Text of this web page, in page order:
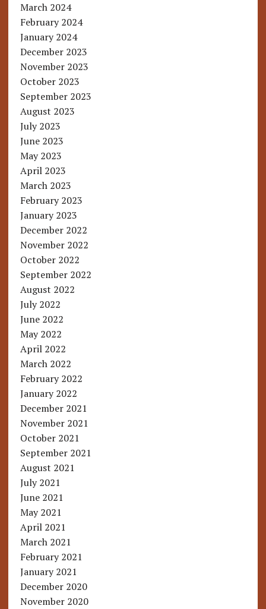
March 2024
February 2024
January 2024
December 2023
November 2023
October 2023
September 2023
August 2023
July 2023
June 2023
May 2023
April 2023
March 2023
February 2023
January 2023
December 2022
November 2022
October 2022
September 2022
August 2022
July 2022
June 2022
May 2022
April 2022
March 2022
February 2022
January 2022
December 2021
November 2021
October 2021
September 2021
August 2021
July 2021
June 2021
May 2021
April 2021
March 2021
February 2021
January 2021
December 2020
November 2020